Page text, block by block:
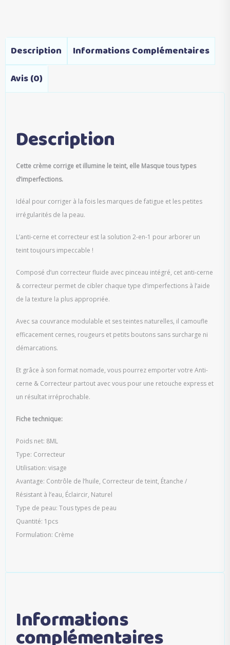
Description
Informations Complémentaires
Avis (0)
Description
Cette crème corrige et illumine le teint, elle Masque tous types
d’imperfections.
Idéal pour corriger à la fois les marques de fatigue et les petites
irrégularités de la peau.
L’anti-cerne et correcteur est la solution 2-en-1 pour arborer un
teint toujours impeccable !
Composé d’un correcteur fluide avec pinceau intégré, cet anti-cerne
& correcteur permet de cibler chaque type d’imperfections à l’aide
de la texture la plus appropriée.
Avec sa couvrance modulable et ses teintes naturelles, il camoufle
efficacement cernes, rougeurs et petits boutons sans surcharge ni
démarcations.
Et grâce à son format nomade, vous pourrez emporter votre Anti-
cerne & Correcteur partout avec vous pour une retouche express et
un résultat irréprochable.
Fiche technique:
Poids net: 8ML
Type: Correcteur
Utilisation: visage
Avantage: Contrôle de l’huile, Correcteur de teint, Étanche /
Résistant à l’eau, Éclaircir, Naturel
Type de peau: Tous types de peau
Quantité: 1pcs
Formulation: Crème
Informations
complémentaires